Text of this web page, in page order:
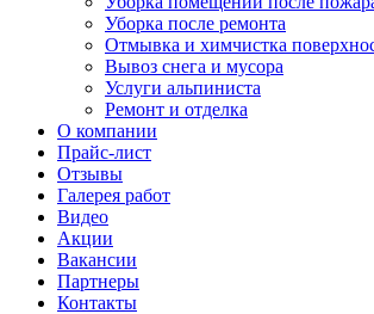
Уборка после ремонта
Отмывка и химчистка
Вывоз снега и мусора
Услуги альпиниста
Ремонт и отделка
О компании
Прайс-лист
Отзывы
Галерея работ
Видео
Акции
Вакансии
Партнеры
Контакты